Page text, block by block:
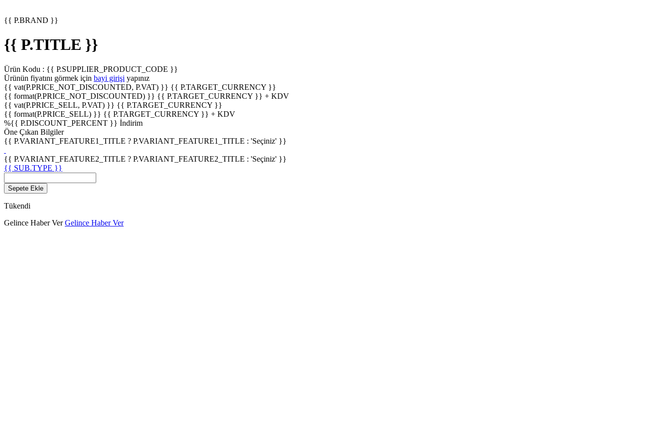
{{ P.BRAND }}
{{ P.TITLE }}
Ürün Kodu : {{ P.SUPPLIER_PRODUCT_CODE }}
Ürünün fiyatını görmek için bayi girişi yapınız
{{ vat(P.PRICE_NOT_DISCOUNTED, P.VAT) }} {{ P.TARGET_CURRENCY }}
{{ format(P.PRICE_NOT_DISCOUNTED) }} {{ P.TARGET_CURRENCY }} + KDV
{{ vat(P.PRICE_SELL, P.VAT) }} {{ P.TARGET_CURRENCY }}
{{ format(P.PRICE_SELL) }} {{ P.TARGET_CURRENCY }} + KDV
%{{ P.DISCOUNT_PERCENT }} İndirim
Öne Çıkan Bilgiler
{{ P.VARIANT_FEATURE1_TITLE ? P.VARIANT_FEATURE1_TITLE : 'Seçiniz' }}
{{ P.VARIANT_FEATURE2_TITLE ? P.VARIANT_FEATURE2_TITLE : 'Seçiniz' }}
{{ SUB.TYPE }}
Sepete Ekle
Tükendi
Gelince Haber Ver Gelince Haber Ver